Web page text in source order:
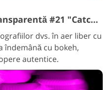
Suprapunere Bokeh transparentă #21 "Catchy Marks"
dvs. în aer liber cu
îndemână cu bokeh,
autentice.